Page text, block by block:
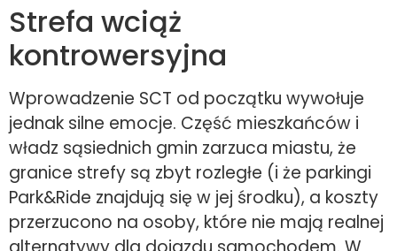
Strefa wciąż
kontrowersyjna
Wprowadzenie SCT od początku wywołuje
jednak silne emocje. Część mieszkańców i
władz sąsiednich gmin zarzuca miastu, że
granice strefy są zbyt rozległe (i że parkingi
Park&Ride znajdują się w jej środku), a koszty
przerzucono na osoby, które nie mają realnej